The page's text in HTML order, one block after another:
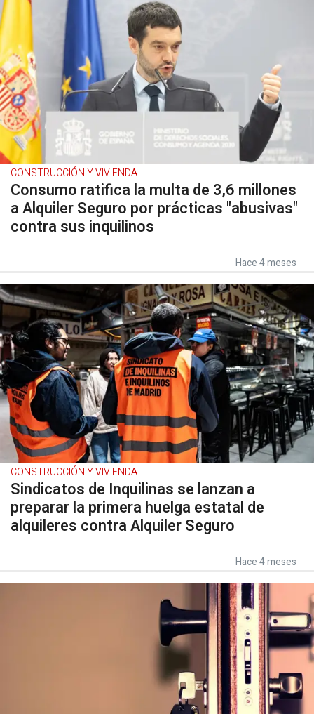
CONSTRUCCIÓN Y VIVIENDA
Consumo ratifica la multa de 3,6 millones
a Alquiler Seguro por prácticas "abusivas"
contra sus inquilinos
Hace 4 meses
CONSTRUCCIÓN Y VIVIENDA
Sindicatos de Inquilinas se lanzan a
preparar la primera huelga estatal de
alquileres contra Alquiler Seguro
Hace 4 meses